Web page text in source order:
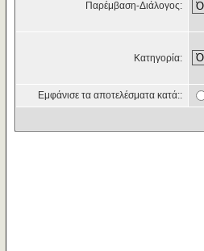
Παρέμβαση-Διάλογος:
Κατηγορία:
Εμφάνισε τα αποτελέσματα κατά::